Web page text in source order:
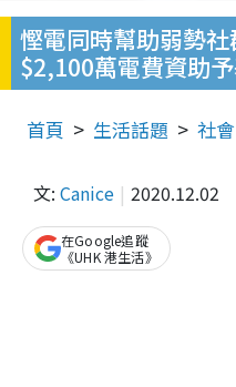
慳電同時幫助弱勢社
$2,100萬電費資助予
首頁 生活話題 社會
文: Canice 2020.12.02
在Google追蹤
《UHK 港生活》